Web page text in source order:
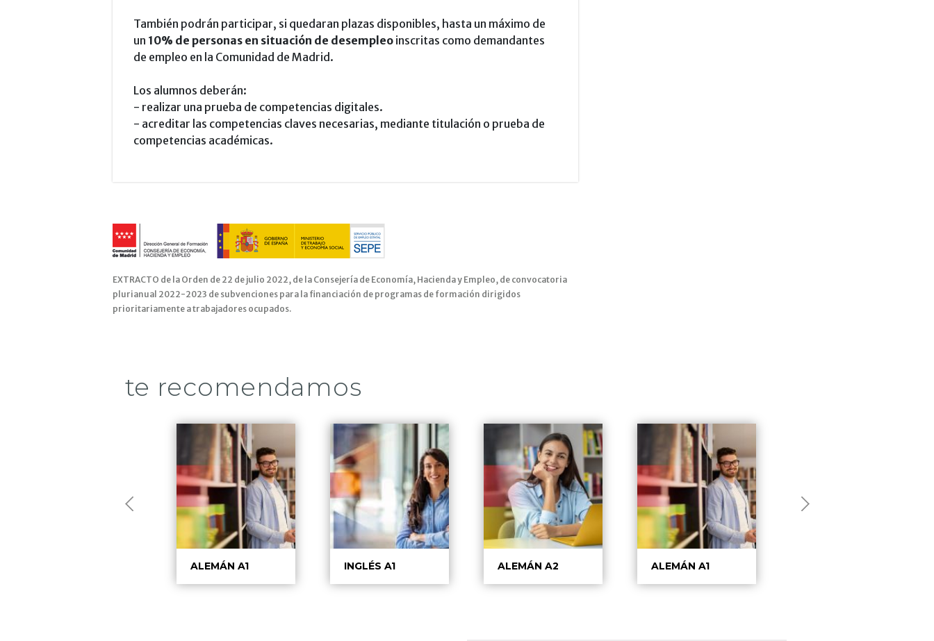
También podrán participar, si quedaran plazas disponibles, hasta un máximo de
un 10% de personas en situación de desempleo inscritas como demandantes
de empleo en la Comunidad de Madrid.
Los alumnos deberán:
- realizar una prueba de competencias digitales.
- acreditar las competencias claves necesarias, mediante titulación o prueba de
competencias académicas.
EXTRACTO de la Orden de 22 de julio 2022, de la Consejería de Economía, Hacienda y Empleo, de convocatoria
plurianual 2022-2023 de subvenciones para la financiación de programas de formación dirigidos
prioritariamente a trabajadores ocupados.
te recomendamos
ALEMÁN A1 INGLÉS A1 ALEMÁN A2 ALEMÁN A1